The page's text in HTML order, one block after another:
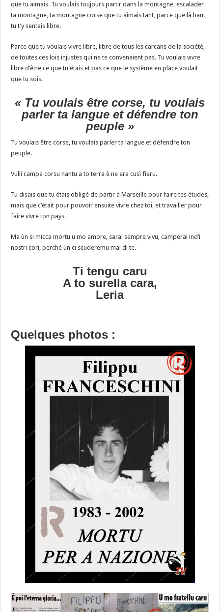
que tu aimais. Tu voulais toujours partir dans la montagne, escalader
ta montagne, ta montagne corse que tu aimais tant, parce que là haut,
tu t’y sentais libre.
Parce que tu voulais vivre libre, libre de tous les carcans de la société,
de toutes ces lois injustes qui ne te convenaient pas. Tu voulais vivre
libre d’être ce que tu étais et pas ce que le système en place voulait
que tu sois.
« Tu voulais être corse, tu voulais
parler ta langue et défendre ton
peuple »
Tu voulais être corse, tu voulais parler ta langue et défendre ton
peuple.
Vulii campa corsu nantu a to terra è ne era cusì fieru.
Tu disais que tu étais obligé de partir à Marseille pour faire tes études,
mais que c’était pour pouvoir ensuite vivre chez toi, et travailler pour
faire vivre ton pays.
Ma ùn si micca mortu u mo amore, sarai sempre vivu, camperai ind’i
nostri cori, perché ùn ci scuderemu mai di te.
Ti tengu caru
A to surella cara,
Leria
Quelques photos :